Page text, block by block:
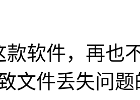
款软件，再也
文件丢失问